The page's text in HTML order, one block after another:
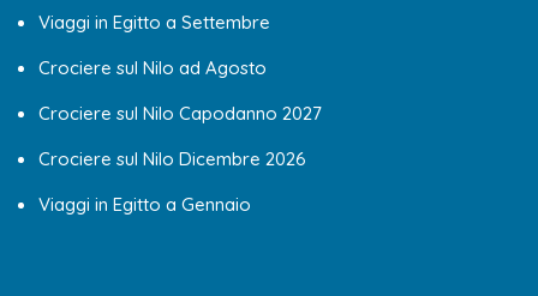
Viaggi in Egitto a Settembre
Crociere sul Nilo ad Agosto
Crociere sul Nilo Capodanno 2027
Crociere sul Nilo Dicembre 2026
Viaggi in Egitto a Gennaio